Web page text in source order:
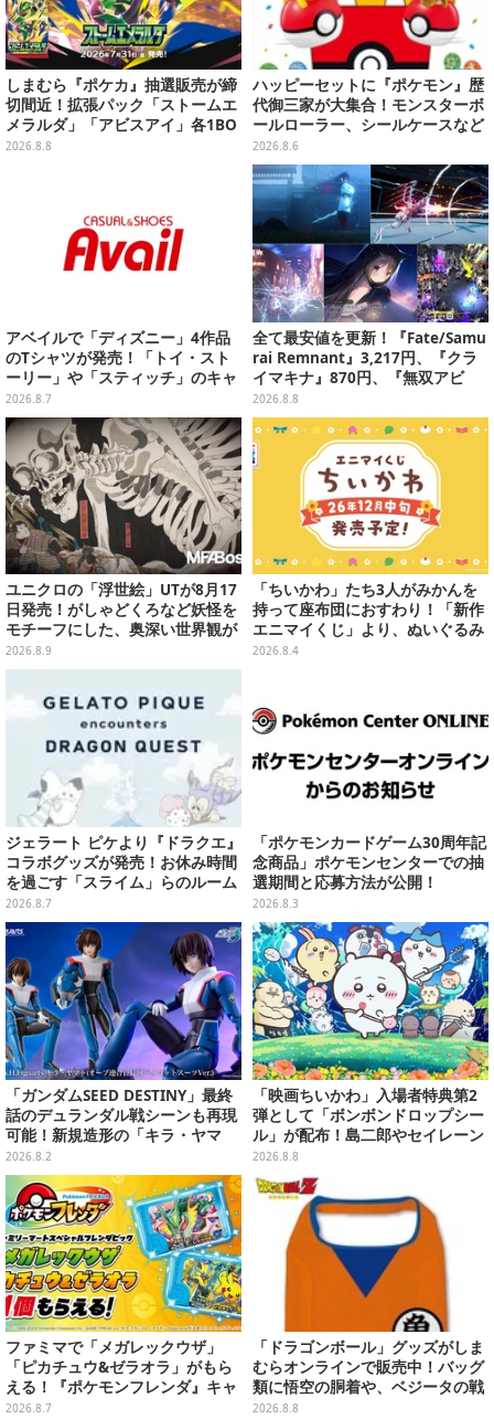
しまむら『ポケカ』抽選販売が締
切間近！拡張パック「ストームエ
メラルダ」「アビスアイ」各1BO
Xをラインナップ
2026.8.8
ハッピーセットに『ポケモン』歴
代御三家が大集合！モンスターボ
ールローラー、シールケースなど
全12種
2026.8.6
アベイルで「ディズニー」4作品
のTシャツが発売！「トイ・スト
ーリー」や「スティッチ」のキャ
ラを刺しゅうでデザイン
2026.8.7
全て最安値を更新！『Fate/Samu
rai Remnant』3,217円、『クラ
イマキナ』870円、『無双アビ
ス』1,188円、『星空鉄道とシロ
の旅』3,190円【eショップ・PS S
toreのお薦めセール】
2026.8.8
ユニクロの「浮世絵」UTが8月17
日発売！がしゃどくろなど妖怪を
モチーフにした、奥深い世界観が
最高にオシャレ
2026.8.9
「ちいかわ」たち3人がみかんを
持って座布団におすわり！「新作
エニマイくじ」より、ぬいぐるみ
画像が初公開
2026.8.4
ジェラート ピケより『ドラクエ』
コラボグッズが発売！お休み時間
を過ごす「スライム」らのルーム
ウェア、雑貨など多数ラインナッ
プ
2026.8.7
「ポケモンカードゲーム30周年記
念商品」ポケモンセンターでの抽
選期間と応募方法が公開！
2026.8.3
「ガンダムSEED DESTINY」最終
話のデュランダル戦シーンも再現
可能！新規造形の「キラ・ヤマ
ト」アクションフィギュアが予約
受付実施
2026.8.2
「映画ちいかわ」入場者特典第2
弾として「ボンボンドロップシー
ル」が配布！島二郎やセイレーン
はもちろん、人魚のウロコまで…
2026.8.8
ファミマで「メガレックウザ」
「ピカチュウ&ゼラオラ」がもら
える！『ポケモンフレンダ』キャ
ンペーンが8月11日開始
2026.8.7
「ドラゴンボール」グッズがしま
むらオンラインで販売中！バッグ
類に悟空の胴着や、ベジータの戦
闘服を大胆デザイン
2026.8.8